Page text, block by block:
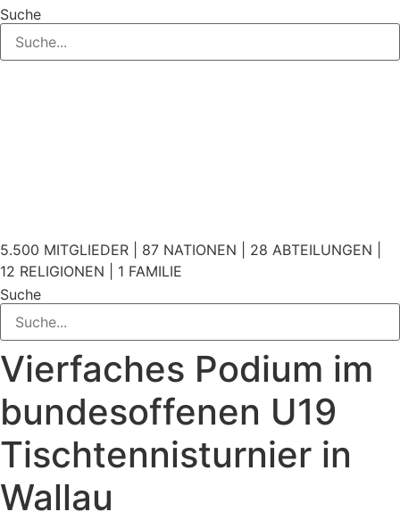
Suche
5.500 MITGLIEDER | 87 NATIONEN | 28 ABTEILUNGEN |
12 RELIGIONEN | 1 FAMILIE
Suche
Vierfaches Podium im
bundesoffenen U19
Tischtennisturnier in
Wallau